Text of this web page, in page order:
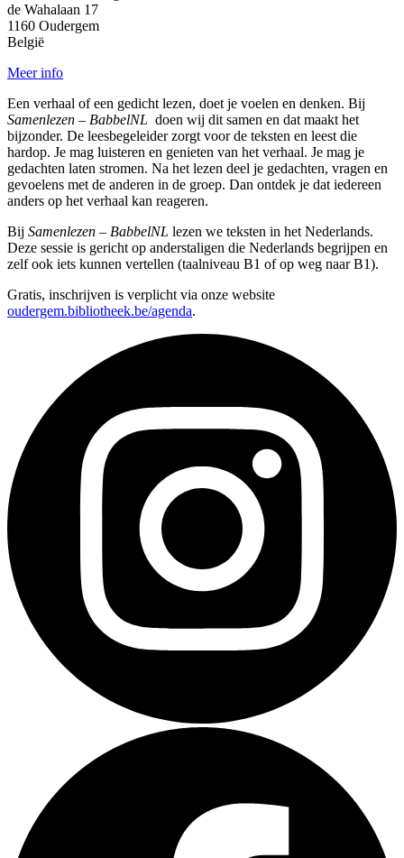
de Wahalaan 17
1160 Oudergem
België
Meer info
Een verhaal of een gedicht lezen, doet je voelen en denken. Bij
Samenlezen – BabbelNL doen wij dit samen en dat maakt het
bijzonder. De leesbegeleider zorgt voor de teksten en leest die
hardop. Je mag luisteren en genieten van het verhaal. Je mag je
gedachten laten stromen. Na het lezen deel je gedachten, vragen en
gevoelens met de anderen in de groep. Dan ontdek je dat iedereen
anders op het verhaal kan reageren.
Bij Samenlezen – BabbelNL lezen we teksten in het Nederlands.
Deze sessie is gericht op anderstaligen die Nederlands begrijpen en
zelf ook iets kunnen vertellen (taalniveau B1 of op weg naar B1).
Gratis, inschrijven is verplicht via onze website
oudergem.bibliotheek.be/agenda.